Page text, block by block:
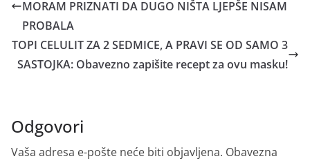
MORAM PRIZNATI DA DUGO NIŠTA LJEPŠE NISAM
PROBALA
TOPI CELULIT ZA 2 SEDMICE, A PRAVI SE OD SAMO 3
SASTOJKA: Obavezno zapišite recept za ovu masku!
Odgovori
Vaša adresa e-pošte neće biti objavljena. Obavezna